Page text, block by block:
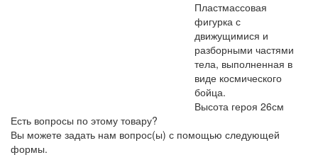
Пластмассовая
фигурка с
движущимися и
разборными частями
тела, выполненная в
виде космического
бойца.
Высота героя 26см
Есть вопросы по этому товару?
Вы можете задать нам вопрос(ы) с помощью следующей
формы.